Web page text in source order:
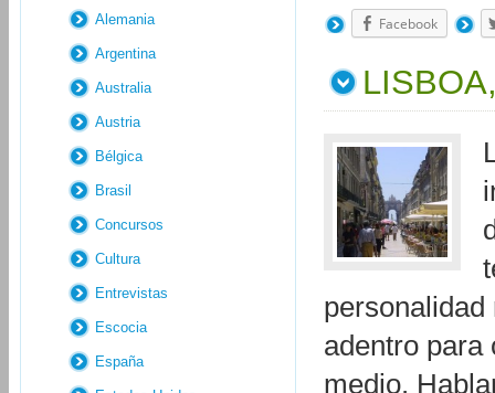
Facebook
adentro para
medio.
Alemania
Argentina
Australia
Austria
Bélgica
Brasil
Concursos
Cultura
Entrevistas
Escocia
España